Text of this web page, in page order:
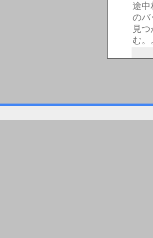
途中
のバ
見
む。